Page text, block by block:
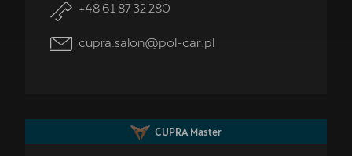
CUPRA Studio Poznań - Suchy Las.
+48 61 87 32 280
cupra.salon@pol-car.pl
CUPRA Master